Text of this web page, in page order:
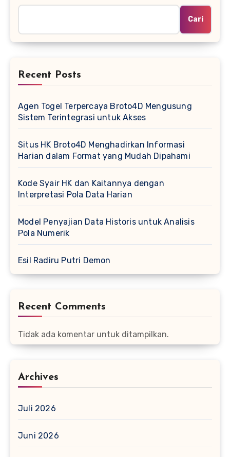
Cari
Recent Posts
Agen Togel Terpercaya Broto4D Mengusung
Sistem Terintegrasi untuk Akses
Situs HK Broto4D Menghadirkan Informasi
Harian dalam Format yang Mudah Dipahami
Kode Syair HK dan Kaitannya dengan
Interpretasi Pola Data Harian
Model Penyajian Data Historis untuk Analisis
Pola Numerik
Esil Radiru Putri Demon
Recent Comments
Tidak ada komentar untuk ditampilkan.
Archives
Juli 2026
Juni 2026